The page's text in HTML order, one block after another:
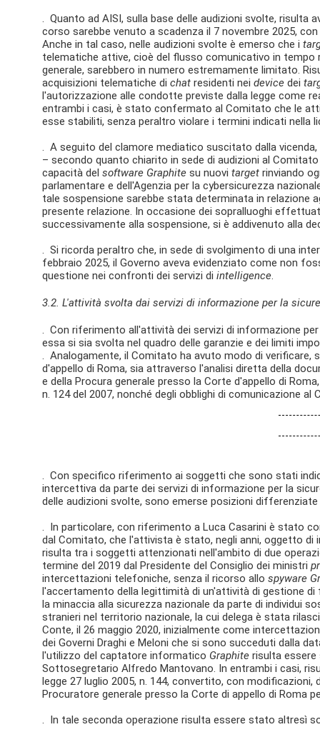
. Quanto ad AISI, sulla base delle audizioni svolte, risulta
corso sarebbe venuto a scadenza il 7 novembre 2025,
Anche in tal caso, nelle audizioni svolte è emerso che i
telematiche attive, cioè del flusso comunicativo in
generale, sarebbero in numero estremamente limitato.
acquisizioni telematiche dichat residenti neidevice dei
l'autorizzazione alle condotte previste dalla legge come
entrambi i casi, è stato confermato al Comitato che le
esse stabiliti, senza peraltro violare i termini indicati nella
. A seguito del clamore mediatico suscitato dalla
– secondo quanto chiarito in sede di audizioni al
capacità delsoftware Graphite su nuovitarget rinviando
parlamentare e dell'Agenzia per la cybersicurezza
tale sospensione sarebbe stata determinata in
presente relazione. In occasione dei sopralluoghi
successivamente alla sospensione, si è addivenuto alla
. Si ricorda peraltro che, in sede di svolgimento di una
febbraio 2025, il Governo aveva evidenziato come non
questione nei confronti dei servizi diintelligence.
3.2. L'attività svolta dai servizi di informazione per la
. Con riferimento all'attività dei servizi di informazione
essa si sia svolta nel quadro delle garanzie e dei limiti
. Analogamente, il Comitato ha avuto modo di verificare,
d'appello di Roma, sia attraverso l'analisi diretta della
e della Procura generale presso la Corte d'appello di
n. 124 del 2007, nonché degli obblighi di comunicazione
. Con specifico riferimento ai soggetti che sono stati
intercettiva da parte dei servizi di informazione per la
delle audizioni svolte, sono emerse posizioni
. In particolare, con riferimento a Luca Casarini è stato
dal Comitato, che l'attivista è stato, negli anni, oggetto di
risulta tra i soggetti attenzionati nell'ambito di due
termine del 2019 dal Presidente del Consiglio dei ministri
intercettazioni telefoniche, senza il ricorso allospyware
l'accertamento della legittimità di un'attività di gestione di
la minaccia alla sicurezza nazionale da parte di individui
stranieri nel territorio nazionale, la cui delega è stata
Conte, il 26 maggio 2020, inizialmente come
dei Governi Draghi e Meloni che si sono succeduti dalla
l'utilizzo del captatore informatico Graphite risulta
Sottosegretario Alfredo Mantovano. In entrambi i casi,
legge 27 luglio 2005, n. 144, convertito, con modificazioni,
Procuratore generale presso la Corte di appello di Roma
. In tale seconda operazione risulta essere stato altresì